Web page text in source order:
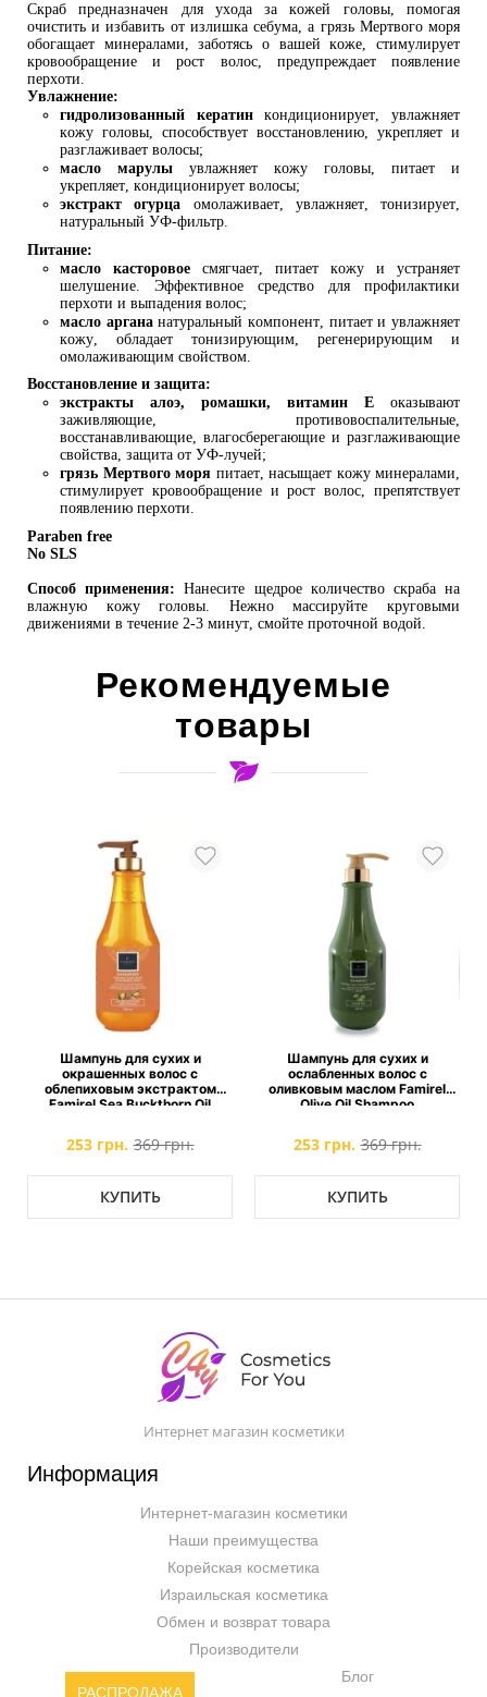
Скраб предназначен для ухода за кожей головы, помогая
очистить и избавить от излишка себума, а грязь Мертвого моря
обогащает минералами, заботясь о вашей коже, стимулирует
кровообращение и рост волос, предупреждает появление
перхоти.
Увлажнение:
гидролизованный кератин
кондиционирует, увлажняет
кожу головы, способствует восстановлению, укрепляет и
разглаживает волосы;
масло марулы увлажняет кожу головы, питает и
укрепляет, кондиционирует волосы;
экстракт огурца омолаживает, увлажняет, тонизирует,
натуральный УФ-фильтр.
Питание:
масло касторовое смягчает, питает кожу и устраняет
шелушение. Эффективное средство для профилактики
перхоти и выпадения волос;
масло аргананатуральный компонент, питает и увлажняет
кожу, обладает тонизирующим, регенерирующим и
омолаживающим свойством.
Восстановление и защита:
экстракты алоэ, ромашки, витамин Е
оказывают
заживляющие, противовоспалительные,
восстанавливающие, влагосберегающие и разглаживающие
свойства, защита от УФ-лучей;
грязь Мертвого моря питает, насыщает кожу минералами,
стимулирует кровообращение и рост волос, препятствует
появлению перхоти.
Paraben free
No SLS
Способ применения:Нанесите щедрое количество скраба на
влажную кожу головы. Нежно массируйте круговыми
движениями в течение 2-3 минут, смойте проточной водой.
Рекомендуемые
товары
Шампунь для сухих и
окрашенных волос с
облепиховым экстрактом
Famirel Sea Buckthorn Oil
253 грн. 369 грн.
КУПИТЬ
Шампунь для сухих и
ослабленных волос с
оливковым маслом Famirel
Olive Oil Shampoo
253 грн. 369 грн.
КУПИТЬ
Интернет магазин косметики
Информация
Интернет-магазин косметики
Наши преимущества
Корейская косметика
Израильская косметика
Обмен и возврат товара
Производители
РАСПРОДАЖА
Блог